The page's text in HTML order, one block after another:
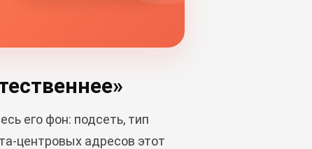
его фон: подсеть, тип
центровых адресов этот